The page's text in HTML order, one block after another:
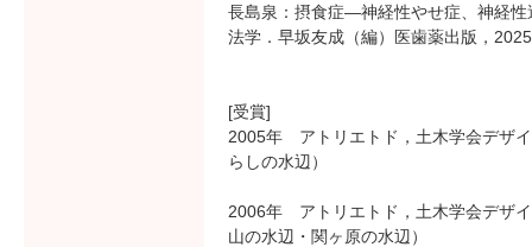
長島泉：摂食症―神経性やせ症、神経
法学．早坂友成（編）医歯薬出版，
[受賞]
2005年 アトリエトド，土木学会デザ
らしの水辺）
2006年 アトリエトド，土木学会デザ
山の水辺・関ヶ原の水辺）